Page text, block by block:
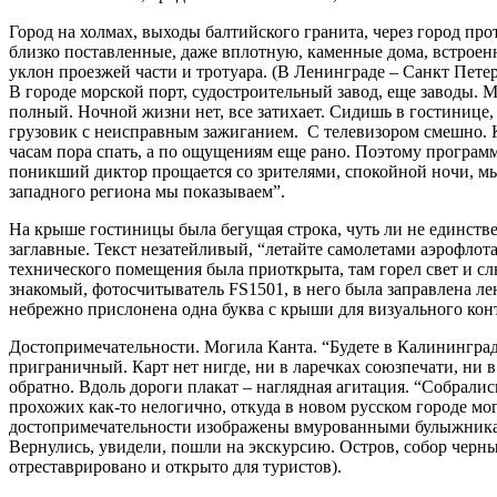
Город на холмах, выходы балтийского гранита, через город
близко поставленные, даже вплотную, каменные дома,
уклон проезжей части и тротуара. (В Ленинграде – Санкт
В городе морской порт, судостроительный завод, еще
полный. Ночной жизни нет, все затихает. Сидишь в
грузовик с неисправным зажиганием. С телевизором
часам пора спать, а по ощущениям еще рано. Поэтому
поникший диктор прощается со зрителями, спокойной ночи,
западного региона мы показываем”.
На крыше гостиницы была бегущая строка, чуть ли не
заглавные. Текст незатейливый, “летайте самолетами
технического помещения была приоткрыта, там горел свет и
знакомый, фотосчитыватель FS1501, в него была заправлена
небрежно прислонена одна буква с крыши для визуального
Достопримечательности. Могила Канта. “Будете в
приграничный. Карт нет нигде, ни в ларечках союзпечати, ни
обратно. Вдоль дороги плакат – наглядная агитация.
прохожих как-то нелогично, откуда в новом русском городе
достопримечательности изображены вмурованными
Вернулись, увидели, пошли на экскурсию. Остров, собор
отреставрировано и открыто для туристов).